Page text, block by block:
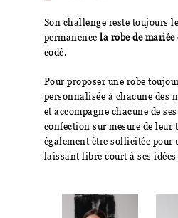
Son challenge reste toujours
permanence la robe de mariée
codé.
Pour proposer une robe
personnalisée à chacune des
et accompagne chacune de
confection sur mesure de leur
également être sollicitée pour
laissant libre court à ses